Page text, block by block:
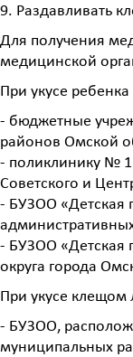
9. Раздавливать
Для получения
медицинской
При укусе
- бюджетные
районов Омской
- поликлинику № 1
Советского и
- БУЗОО «Детская
- БУЗОО «Детская
округа города
При укусе клещом
- БУЗОО,
муниципальных